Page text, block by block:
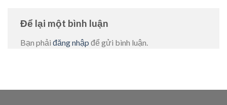
Để lại một bình luận
Bạn phải đăng nhập để gửi bình luận.